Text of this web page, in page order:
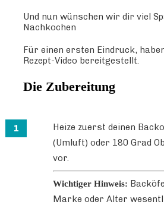
Und nun wünschen wir dir viel
Nachkochen
Für einen ersten Eindruck,
Rezept-Video bereitgestellt.
Die Zubereitung
Heize zuerst deinen
(Umluft) oder 180 Grad
vor.
Wichtiger Hinweis:
Marke oder Alter